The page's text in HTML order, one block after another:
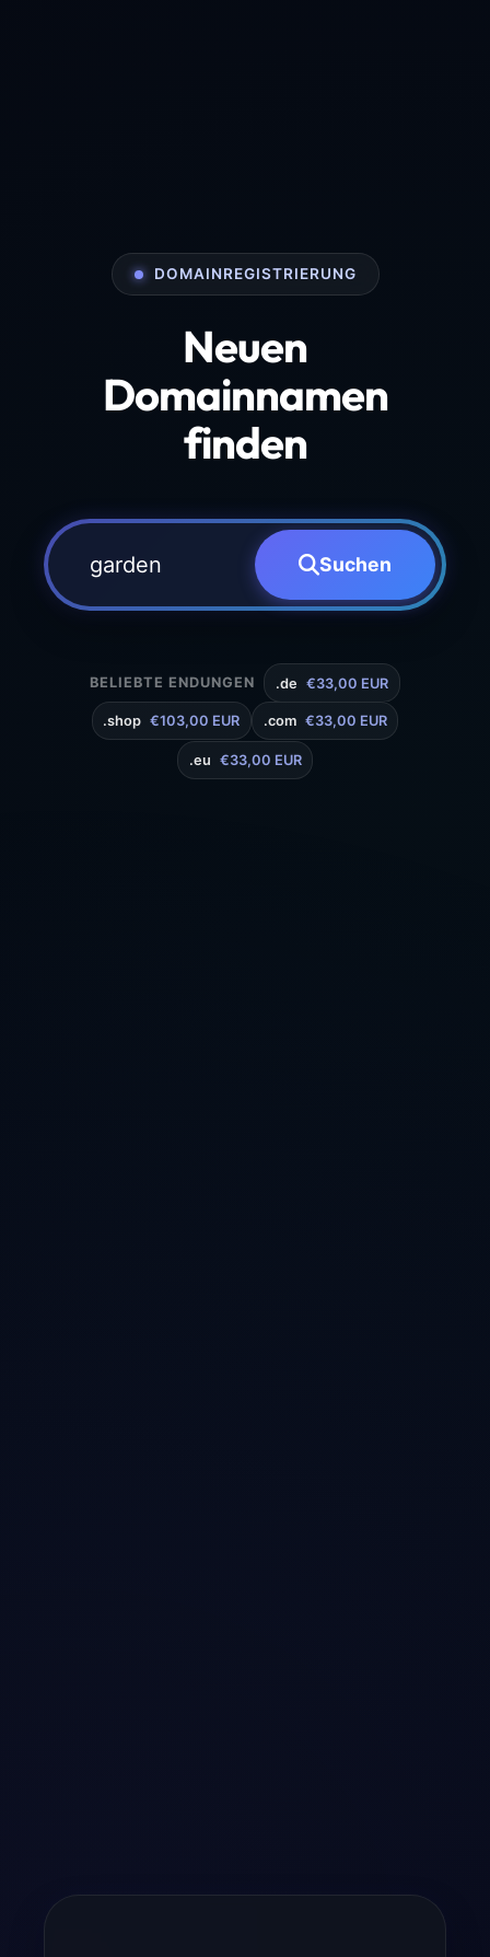
DOMAINREGISTRIERUNG
Neuen
Domainnamen
finden
Suchen
BELIEBTE ENDUNGEN .de €33,00 EUR
.shop €103,00 EUR .com €33,00 EUR
.eu €33,00 EUR